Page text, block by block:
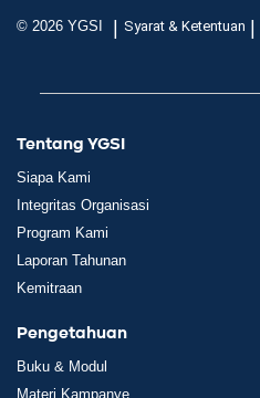
© 2026 YGSI | Syarat & Ketentuan |
Tentang YGSI
Siapa Kami
Integritas Organisasi
Program Kami
Laporan Tahunan
Kemitraan
Pengetahuan
Buku & Modul
Materi Kampanye